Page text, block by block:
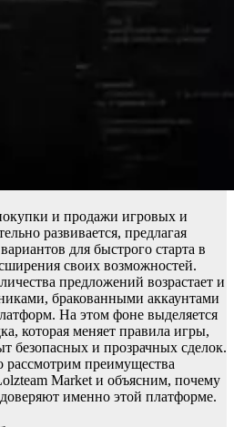
и продажи игровых и
развивается, предлагая
для быстрого старта в
своих возможностей.
предложений возрастает и
бракованными аккаунтами
На этом фоне выделяется
которая меняет правила игры,
безопасных и прозрачных сделок.
рассмотрим преимущества
Market и объясним, почему
именно этой платформе.